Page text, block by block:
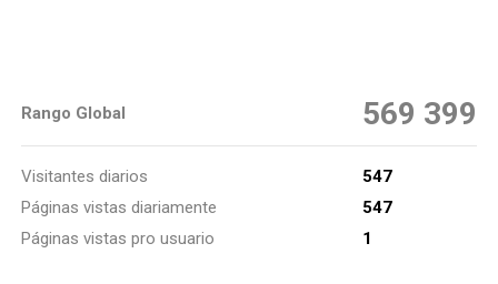
Rango Global 569 399
Visitantes diarios
547
Páginas vistas diariamente
547
Páginas vistas pro usuario
1